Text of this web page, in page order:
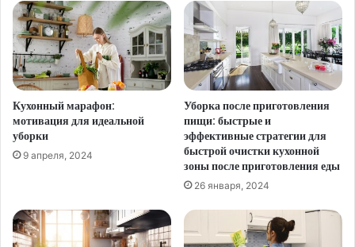
Кухонный марафон:
мотивация для идеальной
уборки
9 апреля, 2024
Уборка после приготовления
пищи: быстрые и
эффективные стратегии для
быстрой очистки кухонной
зоны после приготовления еды
26 января, 2024